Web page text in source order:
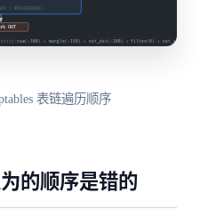
表链遍历顺序
的顺序是错的